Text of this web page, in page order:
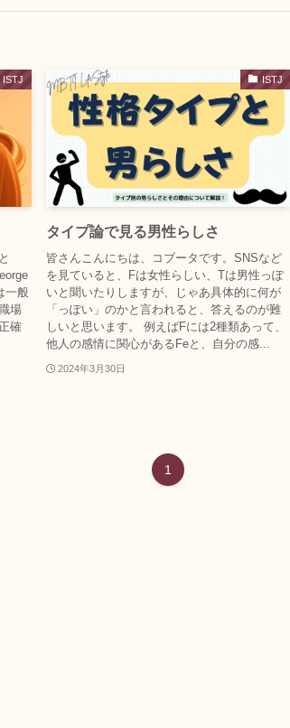
ISTJ
一般
場
確
ISTJ
タイプ論で見る男性らしさ
皆さんこんにちは、コブータです。SNSなど
を見ていると、Fは女性らしい、Tは男性っぽ
いと聞いたりしますが、じゃあ具体的に何が
「っぽい」のかと言われると、答えるのが難
しいと思います。 例えばFには2種類あって、
他人の感情に関心があるFeと、自分の感...
2024年3月30日
1